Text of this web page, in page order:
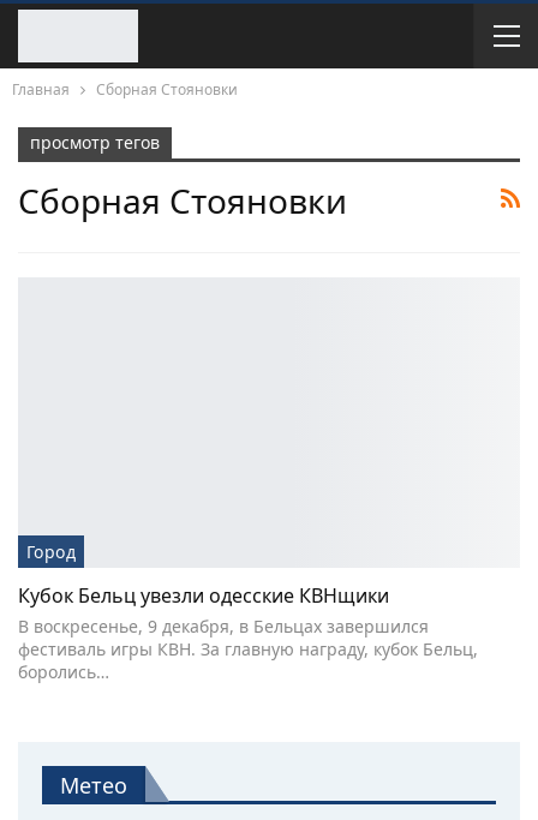
Главная Сборная Стояновки
просмотр тегов
Сборная Стояновки
Город
Кубок Бельц увезли одесские КВНщики
В воскресенье, 9 декабря, в Бельцах завершился
фестиваль игры КВН. За главную награду, кубок Бельц,
боролись…
Метео